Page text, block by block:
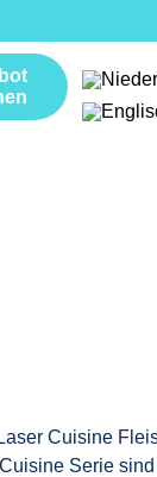
Cuisine
Serie